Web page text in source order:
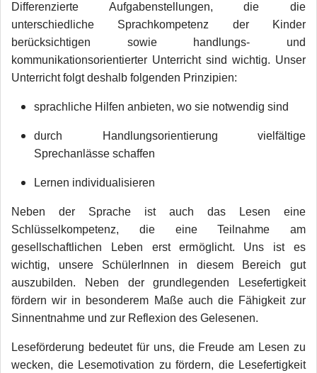
Differenzierte Aufgabenstellungen, die die
unterschiedliche Sprachkompetenz der Kinder
berücksichtigen sowie handlungs- und
kommunikationsorientierter Unterricht sind wichtig. Unser
Unterricht folgt deshalb folgenden Prinzipien:
sprachliche Hilfen anbieten, wo sie notwendig sind
durch Handlungsorientierung vielfältige
Sprechanlässe schaffen
Lernen individualisieren
Neben der Sprache ist auch das Lesen eine
Schlüsselkompetenz, die eine Teilnahme am
gesellschaftlichen Leben erst ermöglicht. Uns ist es
wichtig, unsere SchülerInnen in diesem Bereich gut
auszubilden. Neben der grundlegenden Lesefertigkeit
fördern wir in besonderem Maße auch die Fähigkeit zur
Sinnentnahme und zur Reflexion des Gelesenen.
Leseförderung bedeutet für uns, die Freude am Lesen zu
wecken, die Lesemotivation zu fördern, die Lesefertigkeit